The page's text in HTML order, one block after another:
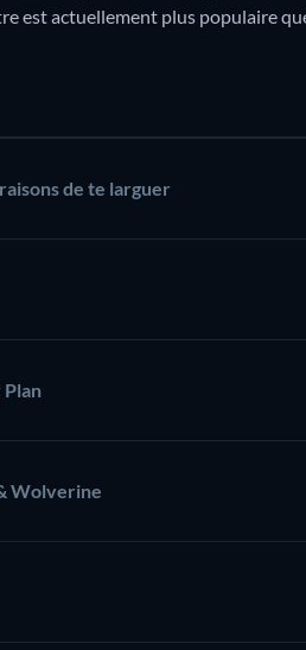
est actuellement plus populaire
de te larguer
Plan
Wolverine